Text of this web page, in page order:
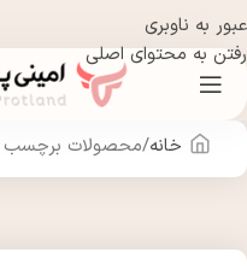
عبور به ناوبری
رفتن به محتوای اصلی
خانه محصولات برچسب